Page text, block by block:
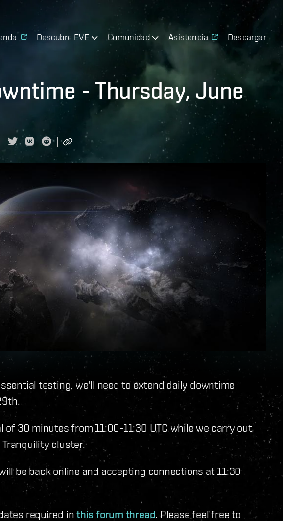
Descubre EVE Comunidad Asistencia Descargar
- Thursday, June
testing, we'll need to extend daily downtime
of 30 minutes from 11:00-11:30 UTC while we carry out
cluster.
be back online and accepting connections at 11:30
required inthis forum thread. Please feel free to